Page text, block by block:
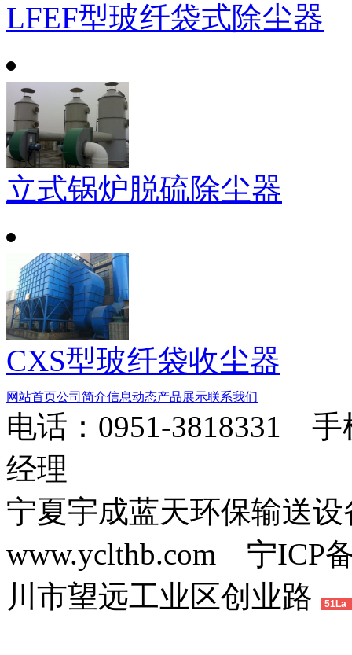
LFEF型玻纤袋式除尘器
立式锅炉脱硫除尘器
CXS型玻纤袋收尘器
网站首页公司简介信息动态产品展示联系我们
电话：0951-3818331 手
经理
宁夏宇成蓝天环保输送
www.yclthb.com 宁ICP
川市望远工业区创业路
51La